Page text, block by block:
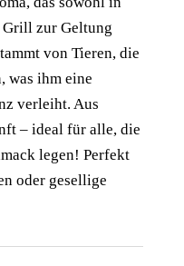
Grill zur Geltung
von Tieren, die
was ihm eine
verleiht. Aus
– ideal für alle, die
legen! Perfekt
oder gesellige